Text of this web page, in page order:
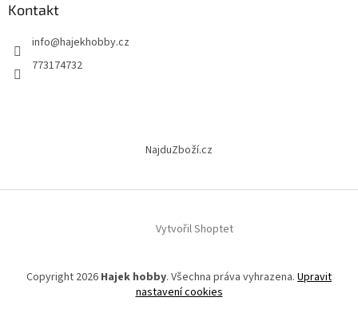
Kontakt
info@hajekhobby.cz
773174732
NajduZboží.cz
Vytvořil Shoptet
Copyright 2026 Hajek hobby. Všechna práva vyhrazena. Upravit
nastavení cookies